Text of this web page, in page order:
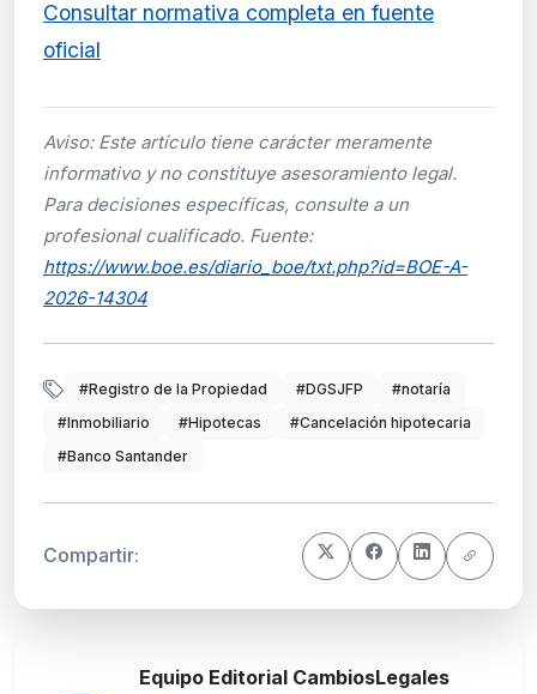
Consultar normativa completa en fuente
oficial
Aviso: Este artículo tiene carácter meramente
informativo y no constituye asesoramiento legal.
Para decisiones específicas, consulte a un
profesional cualificado. Fuente:
https://www.boe.es/diario_boe/txt.php?id=BOE-A-
2026-14304
#Registro de la Propiedad #DGSJFP
#notaría
#Inmobiliario
#Hipotecas
#Cancelación hipotecaria
#Banco Santander
Compartir:
Equipo Editorial CambiosLegales